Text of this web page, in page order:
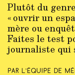
Plutôt du
« ouvrir un
mère ou
Faites le test
journaliste qui
Par L’équipe de